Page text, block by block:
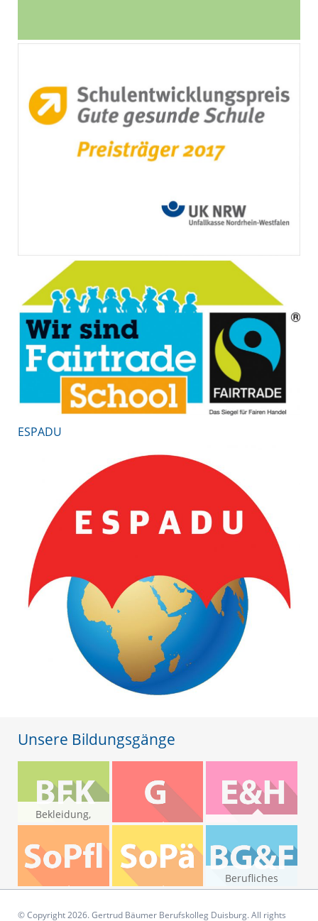
ESPADU
Unsere Bildungsgänge
Bekleidung,
Floristik,
Körperpflege
Ernährung und
Berufliches
Gymnasium und
© Copyright 2026. Gertrud Bäumer Berufskolleg Duisburg. All rights